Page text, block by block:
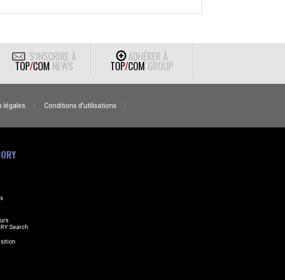
S'INSCRIRE À
TOP/COM NEWS
ADHÉRER À
TOP/COM GROUP
légales Conditions d’utilisations
Search